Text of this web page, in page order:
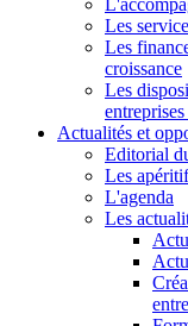
Les
Les
croissance
Les
Actualités et
Editorial
Les
L'agenda
Les